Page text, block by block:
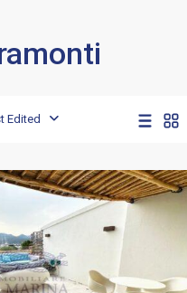
Edited